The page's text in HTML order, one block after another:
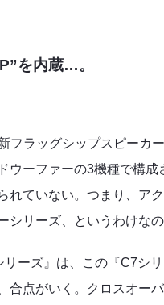
を内蔵…。
フラッグシップスピーカ
ウーファーの3機種で構
れていない。つまり、ア
リーズ、というわけなの
ーズ』は、この『C7シ
点がいく。クロスオー